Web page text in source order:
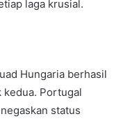
laga krusial.
Hungaria berhasil
kedua. Portugal
status